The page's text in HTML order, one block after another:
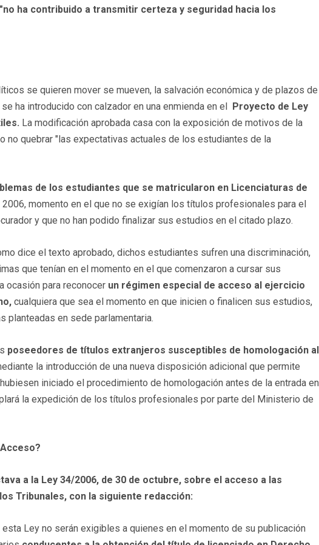
"no ha contribuido a transmitir certeza y seguridad hacia los
se quieren mover se mueven, la salvación económica y de plazos de
ha introducido con calzador en una enmienda en el
Proyecto de Ley
La modificación aprobada casa con la exposición de motivos de la
no quebrar "las expectativas actuales de los estudiantes de la
de los estudiantes que se matricularon en Licenciaturas de
momento en el que no se exigían los títulos profesionales para el
y que no han podido finalizar sus estudios en el citado plazo.
dice el texto aprobado, dichos estudiantes sufren una discriminación,
que tenían en el momento en el que comenzaron a cursar sus
ocasión para reconocer un régimen especial de acceso al ejercicio
cualquiera que sea el momento en que inicien o finalicen sus estudios,
planteadas en sede parlamentaria.
poseedores de títulos extranjeros susceptibles de homologación al
la introducción de una nueva disposición adicional que permite
iniciado el procedimiento de homologación antes de la entrada en
la expedición de los títulos profesionales por parte del Ministerio de
a la Ley 34/2006, de 30 de octubre, sobre el acceso a las
Tribunales, con la siguiente redacción:
Ley no serán exigibles a quienes en el momento de su publicación